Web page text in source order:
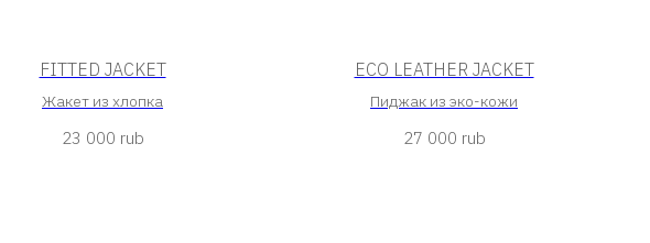
FITTED JACKET
Жакет из хлопка
23 000 rub
ECO LEATHER JACKET
Пиджак из эко-кожи
27 000 rub